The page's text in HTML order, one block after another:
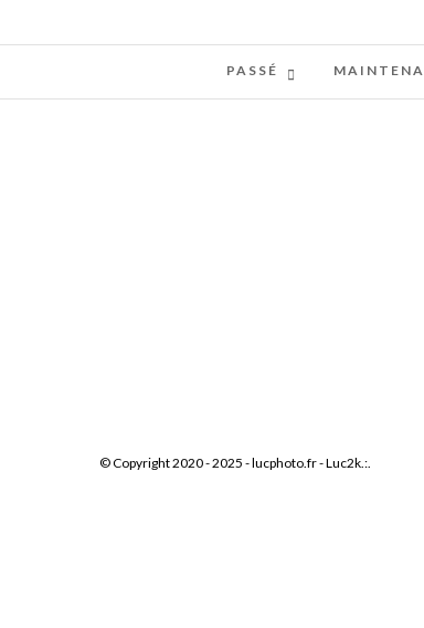
PASSÉ
© Copyright 2020 - 2025 - lucphoto.fr - Luc2k.:.